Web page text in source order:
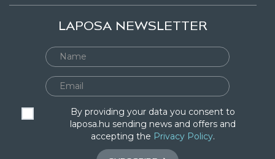
LAPOSA NEWSLETTER
By providing your data you consent to
laposa.hu sending news and offers and
accepting the Privacy Policy.